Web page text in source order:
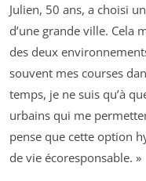
Julien, 50 ans, a choisi
d’une grande ville. Cela
des deux
souvent mes courses
temps, je ne suis qu’à
urbains qui me
pense que cette option
de vie écoresponsable. »